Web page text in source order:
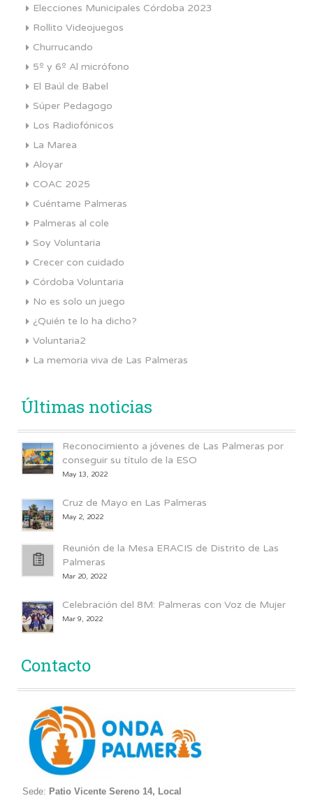
Elecciones Municipales Córdoba 2023
Rollito Videojuegos
Churrucando
5º y 6º Al micrófono
El Baúl de Babel
Súper Pedagogo
Los Radiofónicos
La Marea
Aloyar
COAC 2025
Cuéntame Palmeras
Palmeras al cole
Soy Voluntaria
Crecer con cuidado
Córdoba Voluntaria
No es solo un juego
¿Quién te lo ha dicho?
Voluntaria2
La memoria viva de Las Palmeras
Últimas noticias
Reconocimiento a jóvenes de Las Palmeras por
conseguir su título de la ESO
May 13, 2022
Cruz de Mayo en Las Palmeras
May 2, 2022
Reunión de la Mesa ERACIS de Distrito de Las
Palmeras
Mar 20, 2022
Celebración del 8M: Palmeras con Voz de Mujer
Mar 9, 2022
Contacto
Sede: Patio Vicente Sereno 14, Local